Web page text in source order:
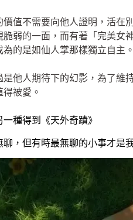
價值不需要向他人證明，活在
脆弱的一面，而有著「完美女
的是如仙人掌那樣獨立自主。
是他人期待下的幻影，為了
得被愛。
種得到《天外奇蹟》
聊，但有時最無聊的小事才是